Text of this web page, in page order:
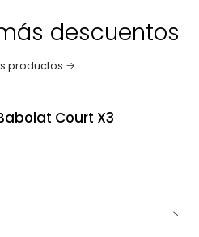
descuentos
productos
Court X3